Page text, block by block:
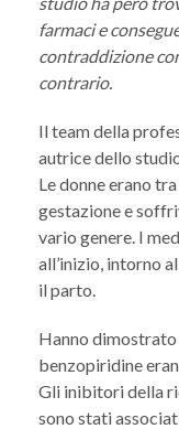
farmaci e
contraddizione
contrario.
Il team della
autrice dello
Le donne erano
gestazione e
vario genere. I
all’inizio, intorno
il parto.
Hanno dimostrato
benzopiridine
Gli inibitori della
sono stati